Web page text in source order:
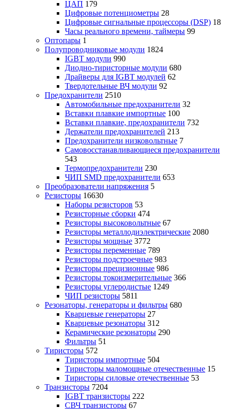
ЦАП 179
Цифровые потенциометры 28
Цифровые сигнальные процессоры (DSP) 18
Часы реального времени, таймеры 99
Оптопары 1
Полупроводниковые модули 1824
IGBT модули 990
Диодно-тиристорные модули 680
Драйверы для IGBT модулей 62
Твердотельные ВЧ модули 92
Предохранители 2510
Автомобильные предохранители 32
Вставки плавкие импортные 100
Вставки плавкие, предохранители 732
Держатели предохранителей 213
Предохранители низковольтные 7
Самовосстанавливающиеся предохранители
543
Термопредохранители 230
ЧИП SMD предохранители 653
Преобразователи напряжения 5
Резисторы 16630
Наборы резисторов 53
Резисторные сборки 474
Резисторы высоковольтные 67
Резисторы металлодиэлектрические 2080
Резисторы мощные 3772
Резисторы переменные 789
Резисторы подстроечные 983
Резисторы прецизионные 986
Резисторы токоизмерительные 366
Резисторы углеродистые 1249
ЧИП резисторы 5811
Резонаторы, генераторы и фильтры 680
Кварцевые генераторы 27
Кварцевые резонаторы 312
Керамические резонаторы 290
Фильтры 51
Тиристоры 572
Тиристоры импортные 504
Тиристоры маломощные отечественные 15
Тиристоры силовые отечественные 53
Транзисторы 7204
IGBT транзисторы 222
СВЧ транзисторы 67